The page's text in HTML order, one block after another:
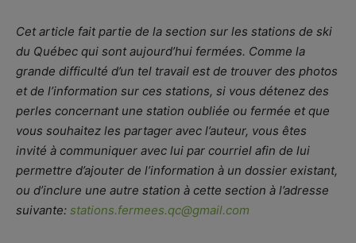
Cet article fait partie de la section sur les stations de ski
du Québec qui sont aujourd’hui fermées. Comme la
grande difficulté d’un tel travail est de trouver des photos
et de l’information sur ces stations, si vous détenez des
perles concernant une station oubliée ou fermée et que
vous souhaitez les partager avec l’auteur, vous êtes
invité à communiquer avec lui par courriel afin de lui
permettre d’ajouter de l’information à un dossier existant,
ou d’inclure une autre station à cette section à l’adresse
suivante: stations.fermees.qc@gmail.com